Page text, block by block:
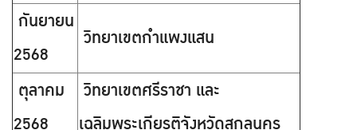
กันยายน
2568
วิทยาเขตกำแพงแสน
ตุลาคม
2568
วิทยาเขตศรีราชา และ
เฉลิมพระเกียรติจังหวัดสกลนคร